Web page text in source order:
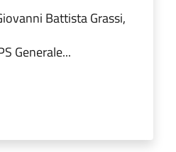
Battista Grassi,
Generale...